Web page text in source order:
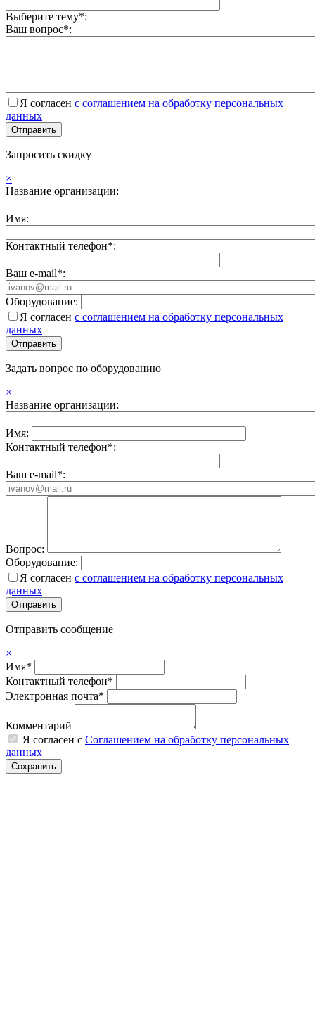
Выберите тему*:
Ваш вопрос*:
Я согласен с соглашением на обработку персональных
данных
Запросить скидку
×
Название организации:
Имя:
Контактный телефон*:
Ваш e-mail*:
Оборудование:
Я согласен с соглашением на обработку персональных
данных
Задать вопрос по оборудованию
×
Название организации:
Имя:
Контактный телефон*:
Ваш e-mail*:
Вопрос:
Оборудование:
Я согласен с соглашением на обработку персональных
данных
Отправить сообщение
×
Имя*
Контактный телефон*
Электронная почта*
Комментарий
Я согласен с Соглашением на обработку персональных
данных